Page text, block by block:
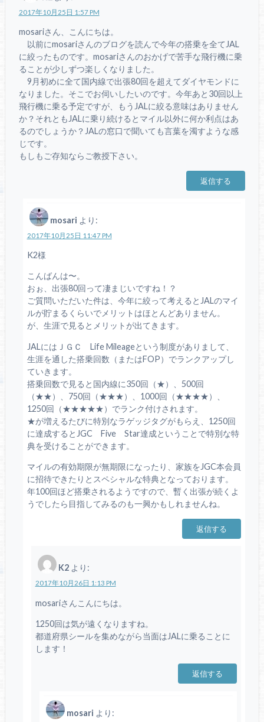
2017年10月25日 1:57 PM
mosariさん、こんにちは。
以前にmosariさんのブログを読んで今年の搭乗を全てJAL
に絞ったものです。mosariさんのおかげで苦手な飛行機に乗
ることが少しずつ楽しくなりました。
9月初めに全て国内線で出張80回を超えてダイヤモンドに
なりました。そこでお伺いしたいのです。今年あと30回以上
飛行機に乗る予定ですが、もうJALに絞る意味はありません
か？それともJALに乗り続けるとマイル以外に何か利点はあ
るのでしょうか？JALの窓口で聞いても言葉を濁すような感
じです。
もしもご存知ならご教授下さい。
返信する
mosari より:
2017年10月25日 11:47 PM
K2様
こんばんは〜。
おぉ、出張80回って凄まじいですね！？
ご質問いただいた件は、今年に絞って考えるとJALのマイ
ルが貯まるくらいでメリットはほとんどありません。
が、生涯で見るとメリットが出てきます。
JALにはＪＧＣ Life Mileageという制度がありまして、
生涯を通した搭乗回数（またはFOP）でランクアップし
ていきます。
搭乗回数で見ると国内線に350回（★）、500回
（★★）、750回（★★★）、1000回（★★★★）、
1250回（★★★★★）でランク付けされます。
★が増えるたびに特別なラゲッジタグがもらえ、1250回
に達成するとJGC Five Star達成ということで特別な特
典を受けることができます。
マイルの有効期限が無期限になったり、家族をJGC本会員
に招待できたりとスペシャルな特典となっております。
年100回ほど搭乗されるようですので、暫く出張が続くよ
うでしたら目指してみるのも一興かもしれませんね。
返信する
K2 より:
2017年10月26日 1:13 PM
mosariさんこんにちは。
1250回は気が遠くなりますね。
都道府県シールを集めながら当面はJALに乗ることに
します！
返信する
mosari より: